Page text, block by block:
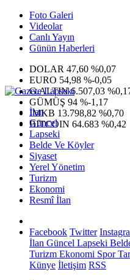
Foto Galeri
Videolar
Canlı Yayın
Günün Haberleri
DOLAR 47,60 %0,07
EURO 54,98 %-0,05
G.ALTIN6.507,03
GÜMÜŞ 94 %-1,17
IMKB 13.798,82 %0,70
BITCOIN 64.683 %0,42
İlan
Güncel
Lapseki
Belde Ve Köyler
Siyaset
Yerel Yönetim
Turizm
Ekonomi
Resmî İlan
Facebook Twitter
İlan Güncel Lapseki
Turizm Ekonomi Spor
Künye İletişim RSS